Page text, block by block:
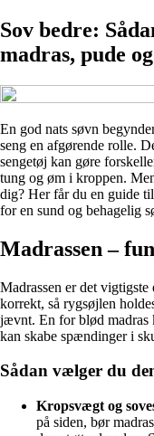
Sov bedre:
madras, pude
En god nats søvn
seng en afgørende rolle.
sengetøj kan gøre
tung og øm i kroppen.
dig? Her får du en guide
for en sund og behagelig
Madrassen –
Madrassen er det
korrekt, så rygsøjlen
jævnt. En for blød madras
kan skabe spændinger i
Sådan vælger du
Kropsvægt og
på siden, bør